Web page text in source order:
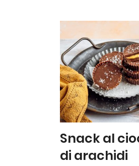
Snack al
di arachidi